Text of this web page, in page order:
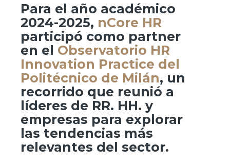
Para el año académico
2024-2025, nCore HR
participó como partner
en el Observatorio HR
Innovation Practice del
Politécnico de Milán, un
recorrido que reunió a
líderes de RR. HH. y
empresas para explorar
las tendencias más
relevantes del sector.